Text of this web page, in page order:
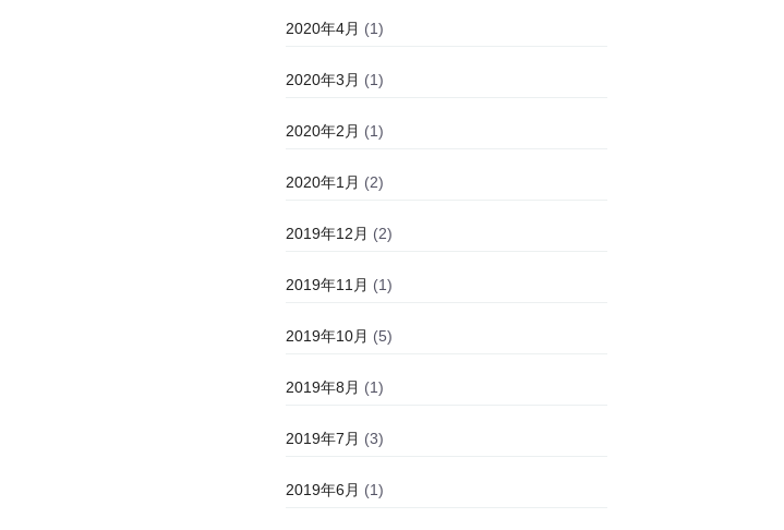
2020年4月 (1)
2020年3月 (1)
2020年2月 (1)
2020年1月 (2)
2019年12月 (2)
2019年11月 (1)
2019年10月 (5)
2019年8月 (1)
2019年7月 (3)
2019年6月 (1)